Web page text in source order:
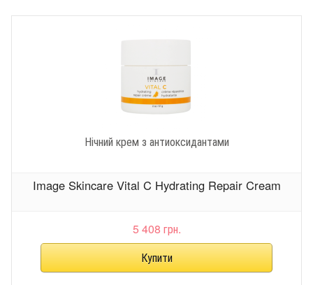
Нічний крем з антиоксидантами
Image Skincare Vital C Hydrating Repair Cream
5 408 грн.